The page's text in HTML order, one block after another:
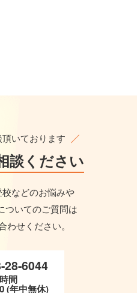
いております
談ください
などのお悩みや
ついてのご質問は
わせください。
28-6044
間
(年中無休)